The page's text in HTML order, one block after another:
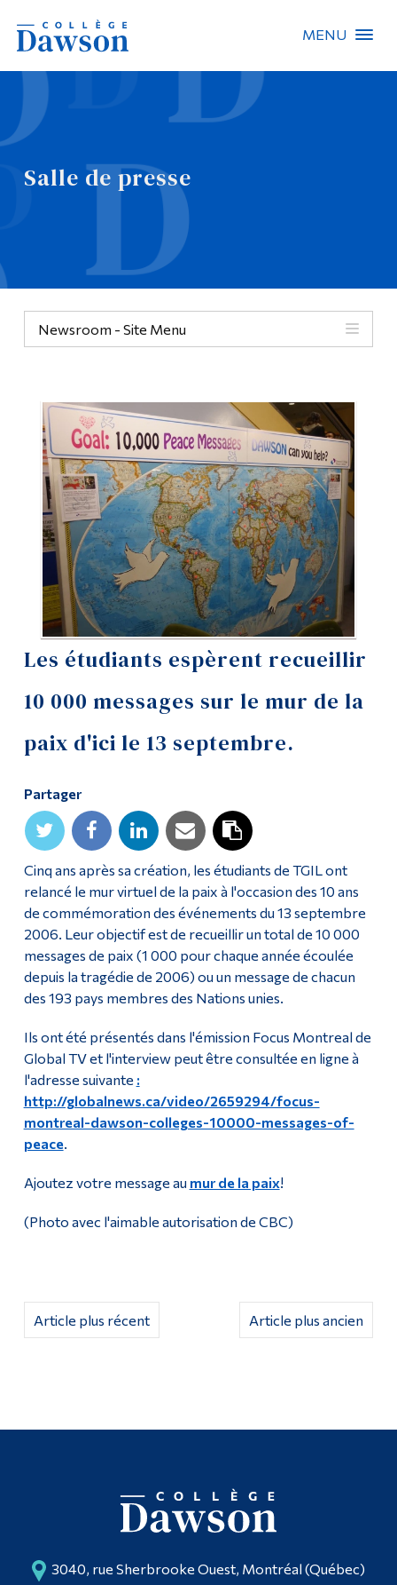
MENU
Salle de presse
Newsroom - Site Menu
Les étudiants espèrent recueillir
10 000 messages sur le mur de la
paix d'ici le 13 septembre.
Partager
Cinq ans après sa création, les étudiants de TGIL ont
relancé le mur virtuel de la paix à l'occasion des 10 ans
de commémoration des événements du 13 septembre
2006. Leur objectif est de recueillir un total de 10 000
messages de paix (1 000 pour chaque année écoulée
depuis la tragédie de 2006) ou un message de chacun
des 193 pays membres des Nations unies.
Ils ont été présentés dans l'émission Focus Montreal de
Global TV et l'interview peut être consultée en ligne à
l'adresse suivante :
http://globalnews.ca/video/2659294/focus-
montreal-dawson-colleges-10000-messages-of-
peace.
Ajoutez votre message au mur de la paix!
(Photo avec l'aimable autorisation de CBC)
Article plus ancien
Article plus récent
3040, rue Sherbrooke Ouest, Montréal (Québec)
Recherche sur le site
Recherche de personnes
EN
Omnivox
Liens rapides
Outils
Liens
Menu principal
Programmes
Formation continue
Admissions
La vie à Dawson
Futurs étudiants
Étudiants actuels
Diplômé·es et visiteur·euses